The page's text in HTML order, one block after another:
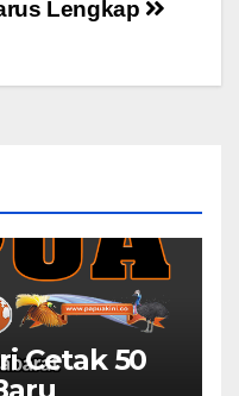
Lengkap
Cetak 50